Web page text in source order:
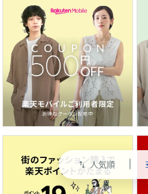
swap_vert 人気順